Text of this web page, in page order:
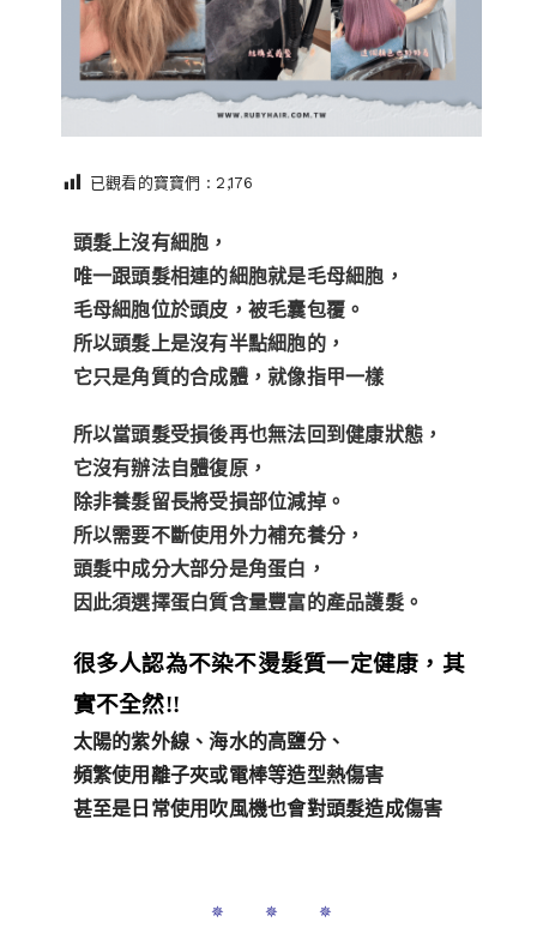
已觀看的寶寶們 :2,176
頭髮上沒有細胞，
唯一跟頭髮相連的細胞就是毛母細胞，
毛母細胞位於頭皮，被毛囊包覆。
所以頭髮上是沒有半點細胞的，
它只是角質的合成體，就像指甲一樣
所以當頭髮受損後再也無法回到健康狀態，
它沒有辦法自體復原，
除非養髮留長將受損部位減掉。
所以需要不斷使用外力補充養分，
頭髮中成分大部分是角蛋白，
因此須選擇蛋白質含量豐富的產品護髮。
很多人認為不染不燙髮質一定健康，其
實不全然!!
太陽的紫外線、海水的高鹽分、
頻繁使用離子夾或電棒等造型熱傷害
甚至是日常使用吹風機也會對頭髮造成傷害
✵ ✵ ✵